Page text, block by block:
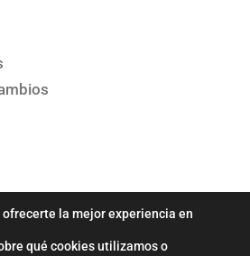
los derechos reservados | Creado por
la mejor experiencia en
qué cookies utilizamos o